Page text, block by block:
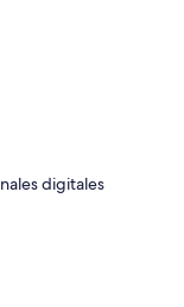
digitales